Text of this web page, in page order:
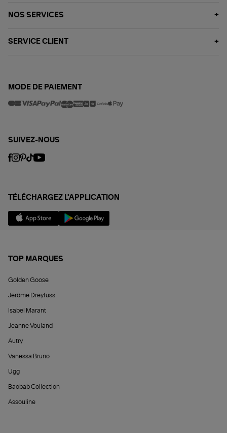
NOS SERVICES
SERVICE CLIENT
MODE DE PAIEMENT
SUIVEZ-NOUS
TÉLÉCHARGEZ L'APPLICATION
TOP MARQUES
Golden Goose
Jérôme Dreyfuss
Isabel Marant
Jeanne Vouland
Autry
Vanessa Bruno
Ugg
Baobab Collection
Assouline